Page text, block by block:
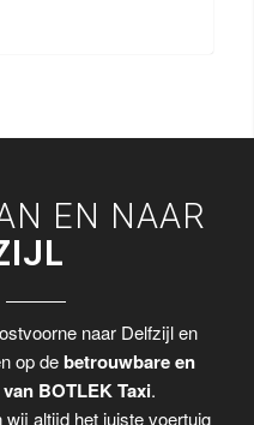
EN NAAR
naar Delfzijl en
op debetrouwbare en
BOTLEK Taxi.
wij altijd het juiste voertuig